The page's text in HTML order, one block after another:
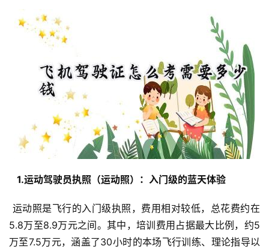
  1.运动驾驶员执照（运动照）：入门级的蓝天体验
5.8万至8.9万元之间。其中，培训费用占据最大比例，约5
万至7.5万元，涵盖了30小时的本场飞行训练、理论指导以